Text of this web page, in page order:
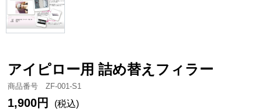
アイピロー用 詰め替えフィラー
商品番号 ZF-001-S1
1,900円
(税込)